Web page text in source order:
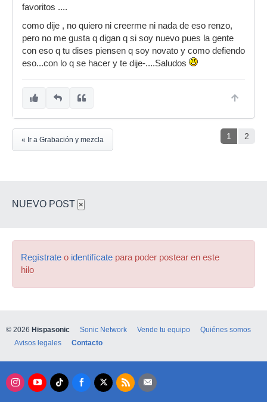
favoritos ....
como dije , no quiero ni creerme ni nada de eso renzo,
pero no me gusta q digan q si soy nuevo pues la gente
con eso q tu dises piensen q soy novato y como defiendo
eso...con lo q se hacer y te dije-....Saludos
1 2
« Ir a Grabación y mezcla
NUEVO POST ×
Regístrate o identifícate para poder postear en este
hilo
© 2026 Hispasonic Sonic Network Vende tu equipo
Quiénes somos
Avisos legales
Contacto